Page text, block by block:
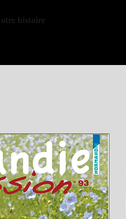
histoire